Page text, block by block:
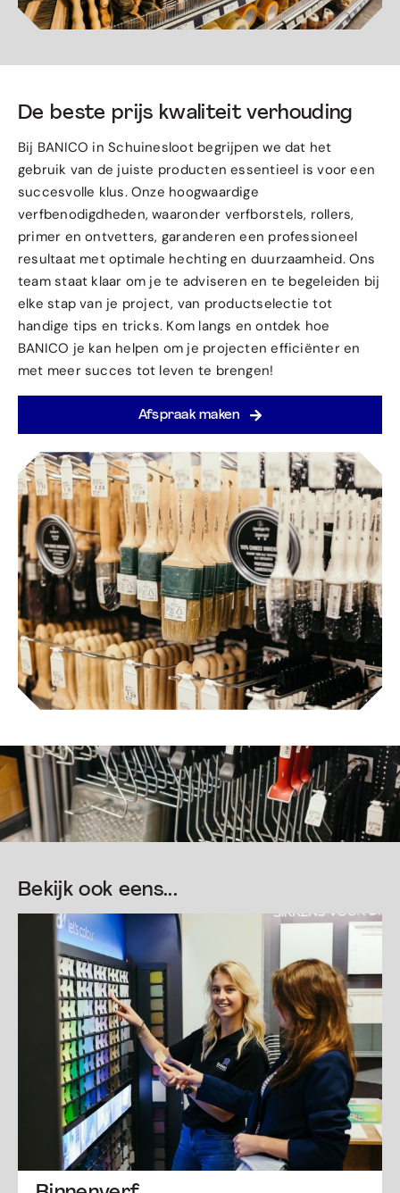
De beste prijs kwaliteit verhouding
Bij BANICO in Schuinesloot begrijpen we dat het
gebruik van de juiste producten essentieel is voor een
succesvolle klus. Onze hoogwaardige
verfbenodigdheden, waaronder verfborstels, rollers,
primer en ontvetters, garanderen een professioneel
resultaat met optimale hechting en duurzaamheid. Ons
team staat klaar om je te adviseren en te begeleiden bij
elke stap van je project, van productselectie tot
handige tips en tricks. Kom langs en ontdek hoe
BANICO je kan helpen om je projecten efficiënter en
met meer succes tot leven te brengen!
Afspraak maken
Bekijk ook eens...